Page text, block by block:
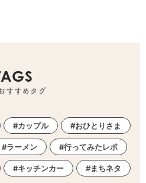
すすめタグ
カップル おひとりさま
ラーメン 行ってみたレポ
キッチンカー まちネタ